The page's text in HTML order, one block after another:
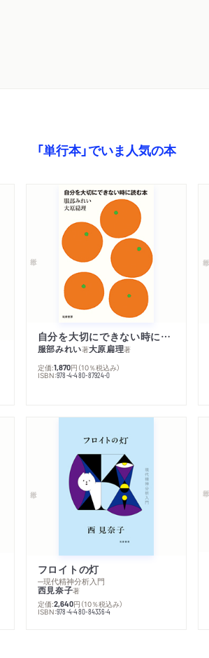
「単行本」でいま人気の本
自分を大切にできない時に読む本
服部みれい著大原扁理著
定価:1,870円 （10％税込み）
ISBN:978-4-480-87924-0
フロイトの灯
─現代精神分析入門
西見奈子著
定価:2,640円 （10％税込み）
ISBN:978-4-480-84336-4